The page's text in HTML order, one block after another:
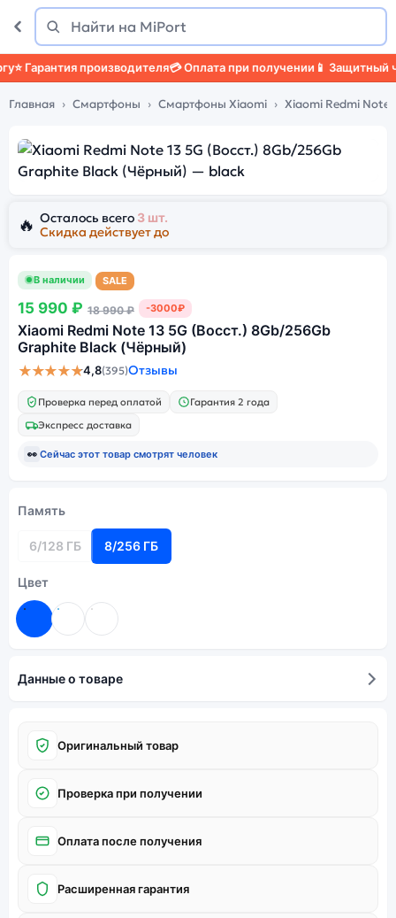
Поиск
Найти
Гарантия производителя💳 Оплата при получении📱 Защитный
Главная Смартфоны Смартфоны Xiaomi Xiaomi Redmi Note
🔥 Осталось всего 3 шт.
Скидка действует до
В наличии SALE
15 990 ₽ 18 990 ₽ -3000₽
Xiaomi Redmi Note 13 5G (Восст.) 8Gb/256Gb
Graphite Black (Чёрный)
★★★★★4,8(395)Отзывы
Проверка перед оплатой
Гарантия 2 года
Экспресс доставка
👀 Сейчас этот товар смотрят человек
Память
6/128 ГБ 8/256 ГБ
Цвет
Данные о товаре
Оригинальный товар
Проверка при получении
Оплата после получения
Расширенная гарантия